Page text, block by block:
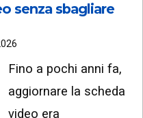
senza sbagliare
Fino a pochi anni fa,
aggiornare la scheda
video era